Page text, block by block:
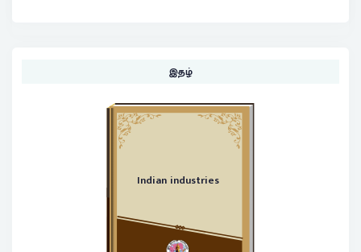
இதழ்
Indian industries